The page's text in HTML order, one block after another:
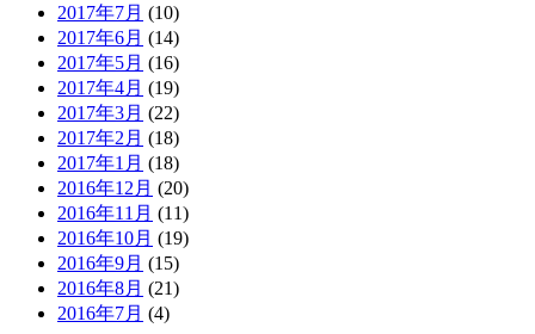
2017年7月 (10)
2017年6月 (14)
2017年5月 (16)
2017年4月 (19)
2017年3月 (22)
2017年2月 (18)
2017年1月 (18)
2016年12月 (20)
2016年11月 (11)
2016年10月 (19)
2016年9月 (15)
2016年8月 (21)
2016年7月 (4)